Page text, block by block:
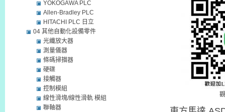
YOKOGAWA PLC
Allen-Bradley PLC
HITACHI PLC 日立
04 其他自動化設備零件
光纖放大器
測量儀器
條碼掃描器
硬碟
接觸器
控制模組
線性滑塊/線性滑軌 模組
聯軸器